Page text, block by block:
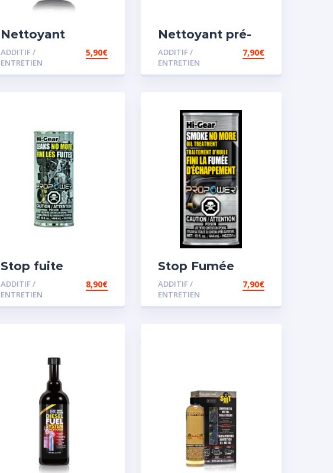
Nettoyant
injecteur diesel
ADDITIF /
ENTRETIEN
5,90€
Nettoyant pré-
vidange
ADDITIF /
ENTRETIEN
7,90€
Stop fuite
moteur
ADDITIF /
ENTRETIEN
8,90€
Stop Fumée
ADDITIF /
ENTRETIEN
7,90€